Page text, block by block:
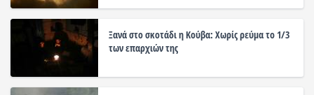
Ξανά στο σκοτάδι η Κούβα: Χωρίς ρεύμα το 1/3
των επαρχιών της